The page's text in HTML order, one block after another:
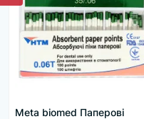
Meta biomed Паперові